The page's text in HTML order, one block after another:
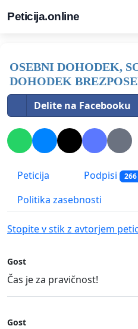
Peticija.online
OSEBNI DOHODEK,
DOHODEK
Delite na Facebooku
Peticija Podpisi 266
Politika zasebnosti
Stopite v stik z avtorjem
Gost
Čas je za pravičnost!
Gost